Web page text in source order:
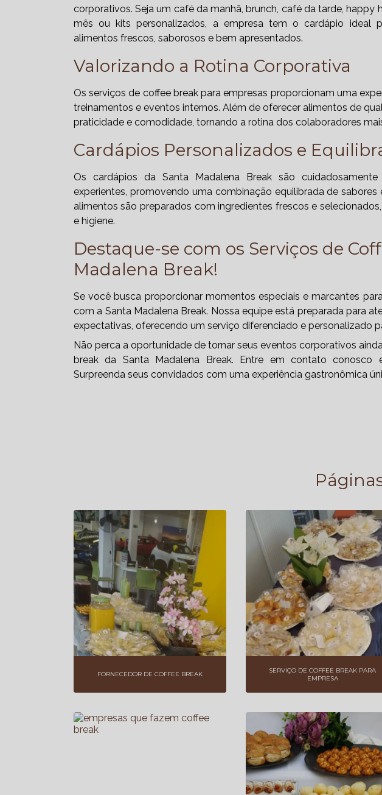
corporativos. Seja um café da manhã, brunch, café da tarde, happy
mês ou kits personalizados, a empresa tem o cardápio ideal
alimentos frescos, saborosos e bem apresentados.
Valorizando a Rotina Corporativa
Os serviços de coffee break para empresas proporcionam uma
treinamentos e eventos internos. Além de oferecer alimentos de
praticidade e comodidade, tornando a rotina dos colaboradores
Cardápios Personalizados e
Os cardápios da Santa Madalena Break são
experientes, promovendo uma combinação equilibrada de
alimentos são preparados com ingredientes frescos e
e higiene.
Destaque-se com os Serviços de
Madalena Break!
Se você busca proporcionar momentos especiais e marcantes
com a Santa Madalena Break. Nossa equipe está preparada para
expectativas, oferecendo um serviço diferenciado e personalizado
Não perca a oportunidade de tornar seus eventos corporativos
break da Santa Madalena Break. Entre em contato conosco
Surpreenda seus convidados com uma experiência gastronômica
FORNECEDOR DE COFFEE BREAK
SERVIÇO DE COFFEE BREAK PARA
EMPRESA